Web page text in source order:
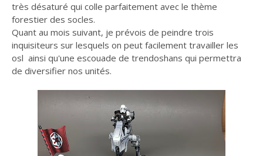
très désaturé qui colle parfaitement avec le thème
forestier des socles.
Quant au mois suivant, je prévois de peindre trois
inquisiteurs sur lesquels on peut facilement travailler les
osl ainsi qu'une escouade de trendoshans qui permettra
de diversifier nos unités.